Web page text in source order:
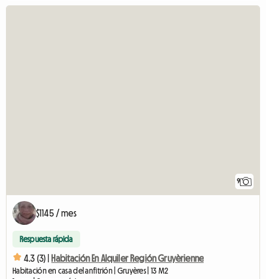
9
$1145 / mes
Respuesta rápida
4.3 (3) | Habitación En Alquiler Región Gruyèrienne
Habitación en casa del anfitrión | Gruyères | 13 M2